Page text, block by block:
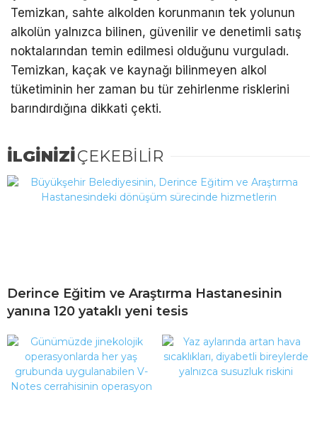
Temizkan, sahte alkolden korunmanın tek yolunun
alkolün yalnızca bilinen, güvenilir ve denetimli satış
noktalarından temin edilmesi olduğunu vurguladı.
Temizkan, kaçak ve kaynağı bilinmeyen alkol
tüketiminin her zaman bu tür zehirlenme risklerini
barındırdığına dikkati çekti.
İLGİNİZİÇEKEBİLİR
Derince Eğitim ve Araştırma Hastanesinin
yanına 120 yataklı yeni tesis